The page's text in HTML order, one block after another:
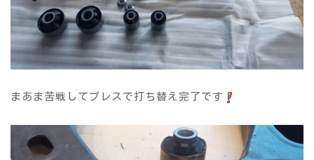
まあま苦戦してプレスで打ち替え完了です